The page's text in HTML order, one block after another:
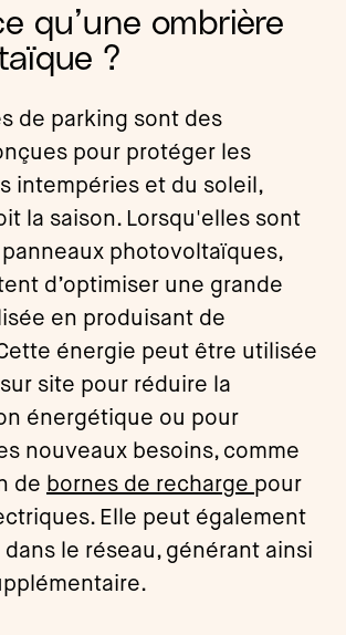
qu’une ombrière
?
de parking sont des
pour protéger les
intempéries et du soleil,
la saison. Lorsqu'elles sont
photovoltaïques,
d’optimiser une grande
en produisant de
énergie peut être utilisée
site pour réduire la
énergétique ou pour
nouveaux besoins, comme
de bornes de recharge pour
Elle peut également
le réseau, générant ainsi